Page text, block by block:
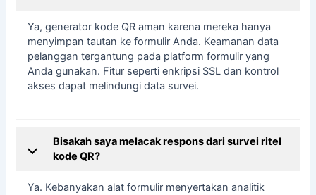
Ya, generator kode QR aman karena mereka hanya
menyimpan tautan ke formulir Anda. Keamanan data
pelanggan tergantung pada platform formulir yang
Anda gunakan. Fitur seperti enkripsi SSL dan kontrol
akses dapat melindungi data survei.
Bisakah saya melacak respons dari survei ritel
kode QR?
Ya. Kebanyakan alat formulir menyertakan analitik